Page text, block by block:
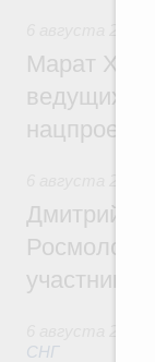
Марат
ведущих к
Дмитрий
СНГ